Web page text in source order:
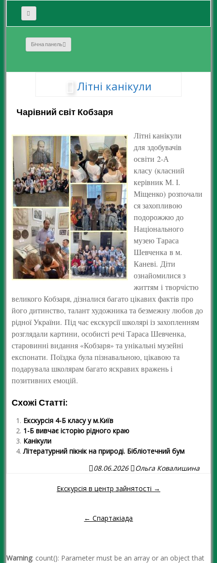
Бічна панель
Літні канікули
Чарівний світ Кобзаря
Літні канікули
для здобувачів
освіти 2-А
класу (класний
керівник М. І.
Міщенко) розпочали
ся захопливою
подорожжю до
Національного
музею Тараса
Шевченка в м.
Каневі. Діти
ознайомилися з
життям і творчістю
великого Кобзаря, дізналися багато цікавих фактів про
його дитинство, талант художника та безмежну любов до
рідної України. Під час екскурсії школярі із захопленням
розглядали картини, особисті речі Тараса Шевченка,
старовинні видання «Кобзаря» та унікальні музейні
експонати. Поїздка була пізнавальною, цікавою та
подарувала школярам багато яскравих вражень і
позитивних емоцій.
Схожі Статті:
Екскурсія 4-Б класу у м.Київ
1-Б вивчає історію рідного краю
Канікули
Літературний пікнік на природі. Бібліотечний бум
08.06.2026
Ольга Ковалишина
Навігація повідомленням
Екскурсія в центр зайнятості →
← Спартакіада
Warning: count(): Parameter must be an array or an object that